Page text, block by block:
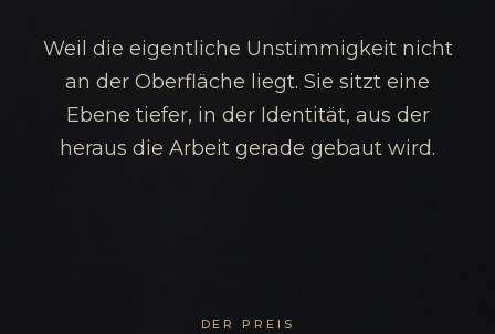
Weil die eigentliche Unstimmigkeit nicht
an der Oberfläche liegt. Sie sitzt eine
Ebene tiefer, in der Identität, aus der
heraus die Arbeit gerade gebaut wird.
DER PREIS